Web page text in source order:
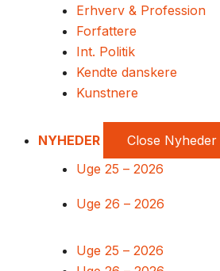
Erhverv & Profession
Forfattere
Int. Politik
Kendte danskere
Kunstnere
NYHEDER Close Nyheder
Uge 25 – 2026
Uge 26 – 2026
Uge 25 – 2026